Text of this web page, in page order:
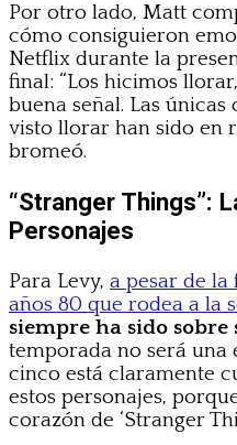
Por otro lado, Matt
cómo consiguieron
Netflix durante la
final: “Los hicimos
buena señal. Las únicas
visto llorar han sido en
bromeó.
“Stranger Things”:
Personajes
Para Levy, a pesar de la
años 80 que rodea a la
siempre ha sido sobre
temporada no será una
cinco está claramente
estos personajes,
corazón de ‘Stranger